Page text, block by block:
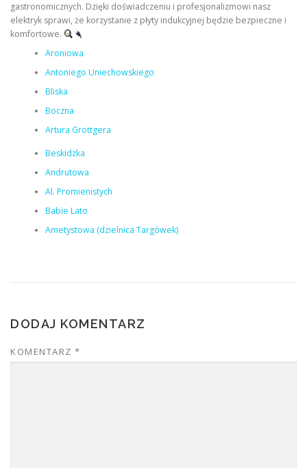
gastronomicznych. Dzięki doświadczeniu i profesjonalizmowi nasz
elektryk sprawi, że korzystanie z płyty indukcyjnej będzie bezpieczne i
komfortowe.
Aroniowa
Antoniego Uniechowskiego
Bliska
Boczna
Artura Grottgera
Beskidzka
Andrutowa
Al. Promienistych
Babie Lato
Ametystowa (dzielnica Targówek)
DODAJ KOMENTARZ
KOMENTARZ *